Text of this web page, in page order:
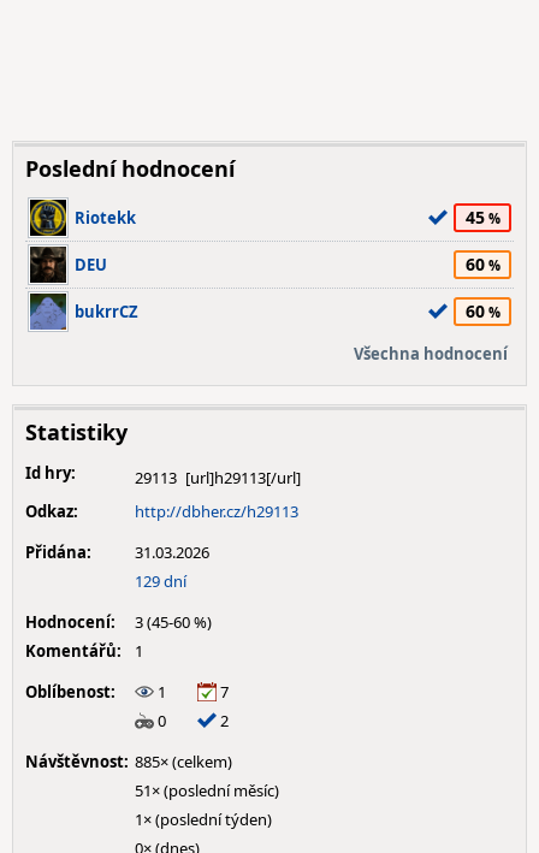
Poslední hodnocení
Riotekk 45
DEU 60
bukrrCZ 60
Všechna hodnocení
Statistiky
Id hry:
29113
Odkaz:
http://dbher.cz/h29113
Přidána:
31.03.2026
129 dní
Hodnocení:
3 (45-60 %)
Komentářů:
1
Oblíbenost:
1
7
0
2
Návštěvnost: 885× (celkem)
51× (poslední měsíc)
1× (poslední týden)
0× (dnes)